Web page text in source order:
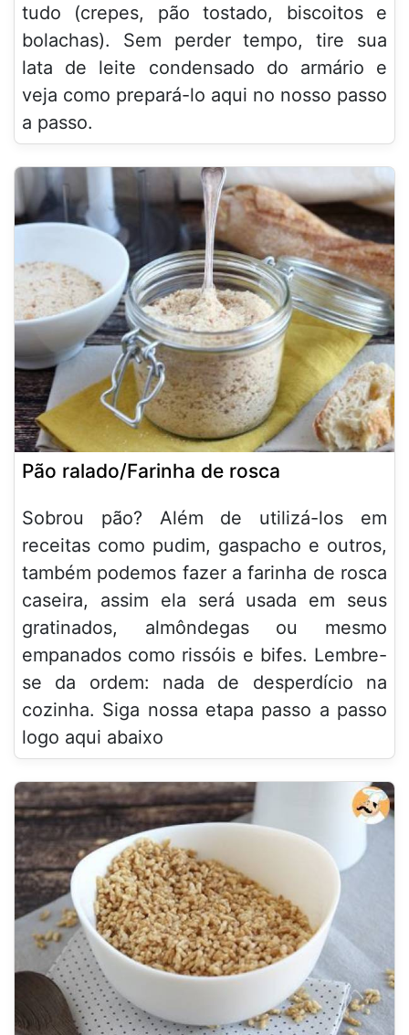
tudo (crepes, pão tostado, biscoitos e
bolachas). Sem perder tempo, tire sua
lata de leite condensado do armário e
veja como prepará-lo aqui no nosso passo
a passo.
Pão ralado/Farinha de rosca
Sobrou pão? Além de utilizá-los em
receitas como pudim, gaspacho e outros,
também podemos fazer a farinha de rosca
caseira, assim ela será usada em seus
gratinados, almôndegas ou mesmo
empanados como rissóis e bifes. Lembre-
se da ordem: nada de desperdício na
cozinha. Siga nossa etapa passo a passo
logo aqui abaixo